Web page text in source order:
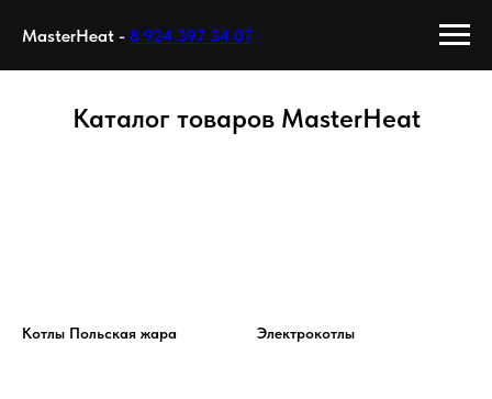
MasterHeat - 8 924 397 34 07
Каталог товаров MasterHeat
Котлы Польская жара Электрокотлы